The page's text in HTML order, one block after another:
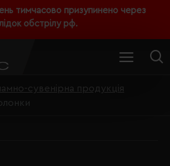
тимчасово призупинено через
обстрілу рф.
сувенірна продукція